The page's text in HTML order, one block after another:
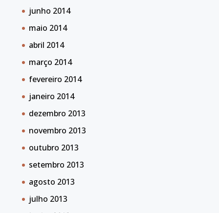
junho 2014
maio 2014
abril 2014
março 2014
fevereiro 2014
janeiro 2014
dezembro 2013
novembro 2013
outubro 2013
setembro 2013
agosto 2013
julho 2013